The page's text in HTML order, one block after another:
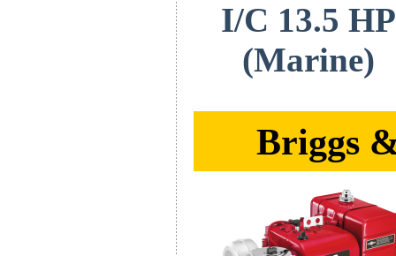
I/C 13.5 HP
(Marine)
Briggs